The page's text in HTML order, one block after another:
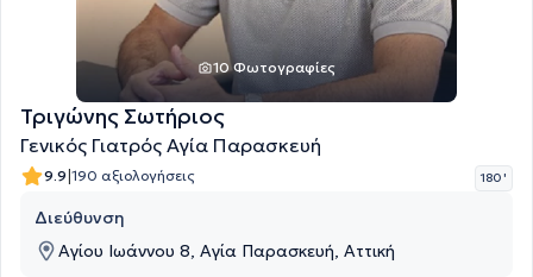
10 Φωτογραφίες
Τριγώνης Σωτήριος
Γενικός Γιατρός Αγία Παρασκευή
9.9|190 αξιολογήσεις 180 '
Διεύθυνση
Αγίου Ιωάννου 8, Αγία Παρασκευή, Αττική